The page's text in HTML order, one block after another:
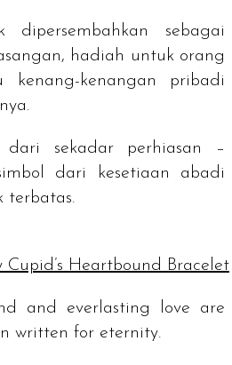
dipersembahkan sebagai
hadiah untuk orang
kenangan pribadi
sekadar perhiasan –
dari kesetiaan abadi
terbatas.
Cupid’s Heartbound Bracelet
and everlasting love are
written for eternity.